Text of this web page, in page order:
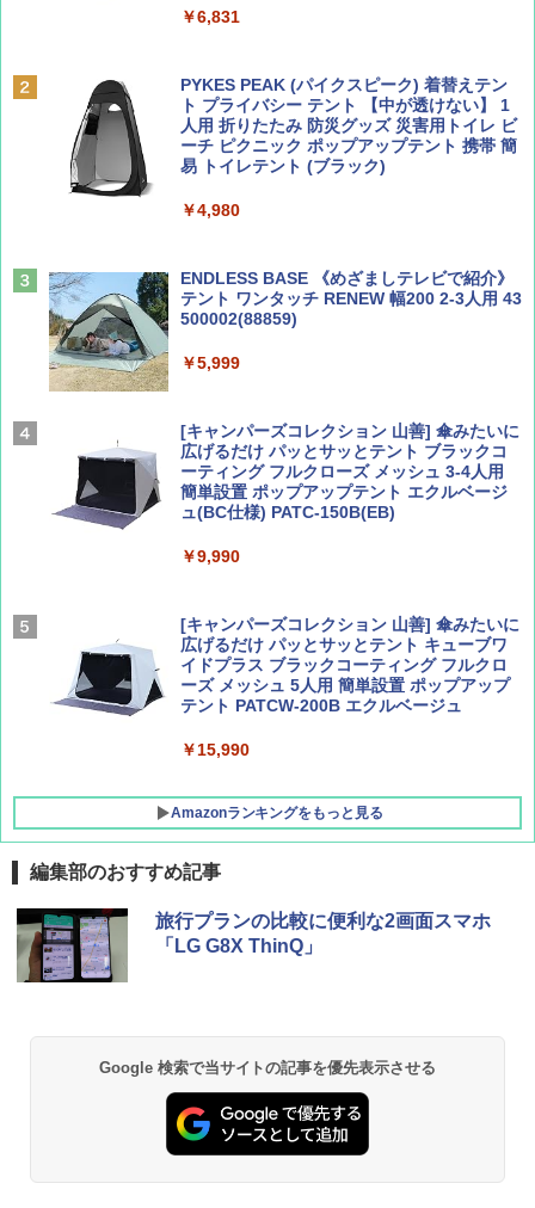
￥1,500
AIRLINE（エアライン）2026年9月号【特
集】ボーイング110周年を祝して！
￥1,760
￥2,479
ァキア 2026～2027 地球の歩き方A ヨーロッ
￥2,277
新しい日本地理 地図・統計・移動から読み
解く (講談社現代新書)
￥1,540
￥6,831
PYKES PEAK (パイクスピーク) 着替えテン
ト プライバシー テント 【中が透けない】 1
人用 折りたたみ 防災グッズ 災害用トイレ ビ
ーチ ピクニック ポップアップテント 携帯 簡
易 トイレテント (ブラック)
￥4,980
ENDLESS BASE 《めざましテレビで紹介》
テント ワンタッチ RENEW 幅200 2-3人用 43
500002(88859)
￥5,999
[キャンパーズコレクション 山善] 傘みたいに
広げるだけ パッとサッとテント ブラックコ
ーティング フルクローズ メッシュ 3-4人用
簡単設置 ポップアップテント エクルベージ
ュ(BC仕様) PATC-150B(EB)
￥9,990
[キャンパーズコレクション 山善] 傘みたいに
広げるだけ パッとサッとテント キューブワ
イドプラス ブラックコーティング フルクロ
ーズ メッシュ 5人用 簡単設置 ポップアップ
テント PATCW-200B エクルベージュ
￥15,990
Amazonランキングをもっと見る
BUNDOK(バンドック)ソロ ドーム 1 EX BDK
-08EX カーキ ソロキャンプ ポリエステル フ
レーム テント
GRANDOOR ステンレス保冷剤 2個セット 2
コンパクト 保冷力長持ち
編集部のおすすめ記事
旅行プランの比較に便利な2画面スマホ
「LG G8X ThinQ」
Google 検索で当サイトの記事を優先表示させる